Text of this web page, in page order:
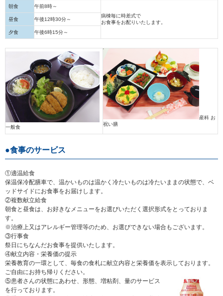
朝食
午前8時～
病棟毎に時差式で
お食事をお配りいたします。
昼食 午後12時30分～
夕食 午後6時15分～
一般食
産科 お
祝い膳
食事のサービス
①適温給食
保温保冷配膳車で、温かいものは温かく冷たいものは冷たいままの状態で、ベ
ッドサイドにお食事をお届けします。
②複数献立給食
朝食と昼食は、お好きなメニューをお選びいただく選択形式をとっておりま
す。
※治療上又はアレルギー管理等のため、お選びできない場合もございます。
③行事食
祭日にちなんだお食事を提供いたします。
④献立内容・栄養価の提示
栄養教育の一環として、毎食の食札に献立内容と栄養価を表示しております。
ご自由にお持ち帰りください。
⑤患者さんの状態にあわせ、形態、増粘剤、量のサービス
を行っております。